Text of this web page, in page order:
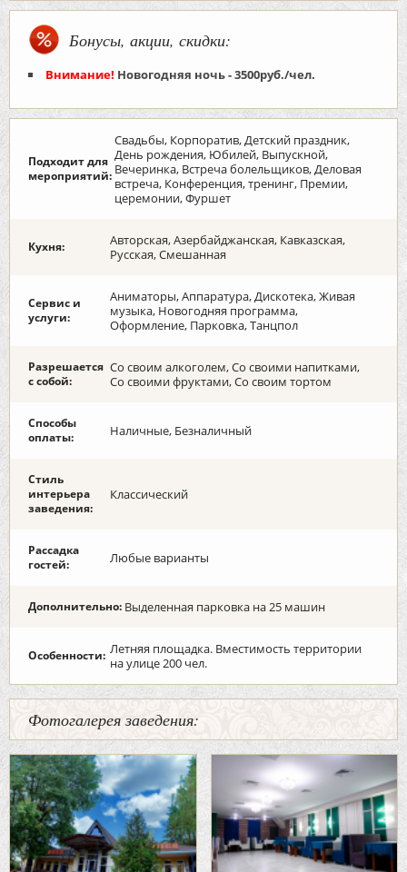
Бонусы, акции, скидки:
Внимание! Новогодняя ночь - 3500руб./чел.
Подходит для
мероприятий:
Свадьбы, Корпоратив, Детский праздник,
День рождения, Юбилей, Выпускной,
Вечеринка, Встреча болельщиков, Деловая
встреча, Конференция, тренинг, Премии,
церемонии, Фуршет
Кухня:
Авторская, Азербайджанская, Кавказская,
Русская, Смешанная
Сервис и
услуги:
Аниматоры, Аппаратура, Дискотека, Живая
музыка, Новогодняя программа,
Оформление, Парковка, Танцпол
Разрешается
с собой:
Со своим алкоголем, Со своими напитками,
Со своими фруктами, Со своим тортом
Способы
оплаты:
Наличные, Безналичный
Стиль
интерьера
заведения:
Классический
Рассадка
гостей:
Любые варианты
Дополнительно: Выделенная парковка на 25 машин
Особенности: Летняя площадка. Вместимость территории
на улице 200 чел.
Фотогалерея заведения: